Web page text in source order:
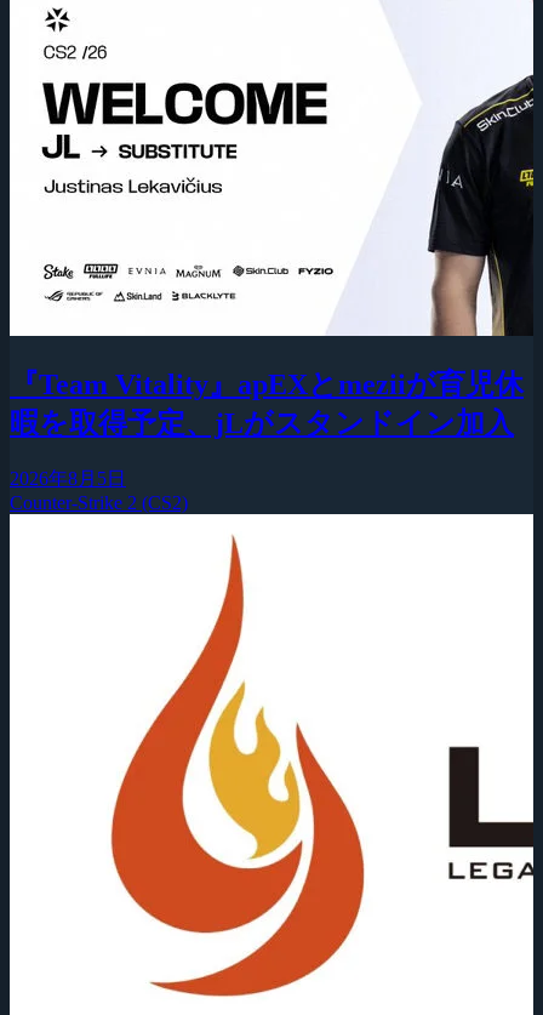
『Team Vitality』apEXとmeziiが育児休
暇を取得予定、jLがスタンドイン加入
2026年8月5日
Counter-Strike 2 (CS2)